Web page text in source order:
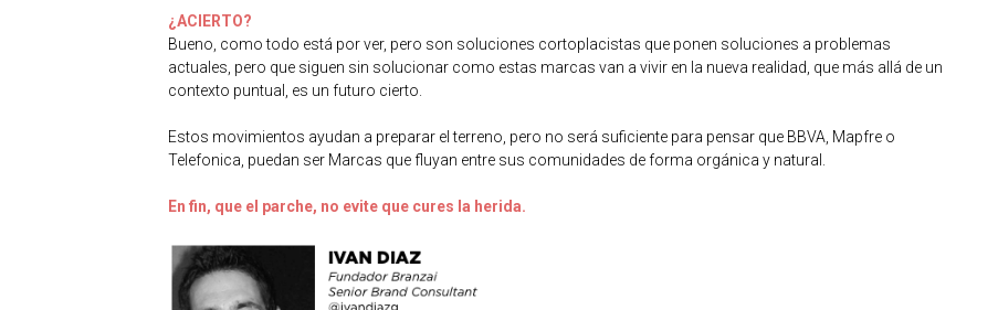
¿ACIERTO?
Bueno, como todo está por ver, pero son soluciones cortoplacistas que ponen soluciones a problemas
actuales, pero que siguen sin solucionar como estas marcas van a vivir en la nueva realidad, que más allá de un
contexto puntual, es un futuro cierto.
Estos movimientos ayudan a preparar el terreno, pero no será suficiente para pensar que BBVA, Mapfre o
Telefonica, puedan ser Marcas que fluyan entre sus comunidades de forma orgánica y natural.
En fin, que el parche, no evite que cures la herida.